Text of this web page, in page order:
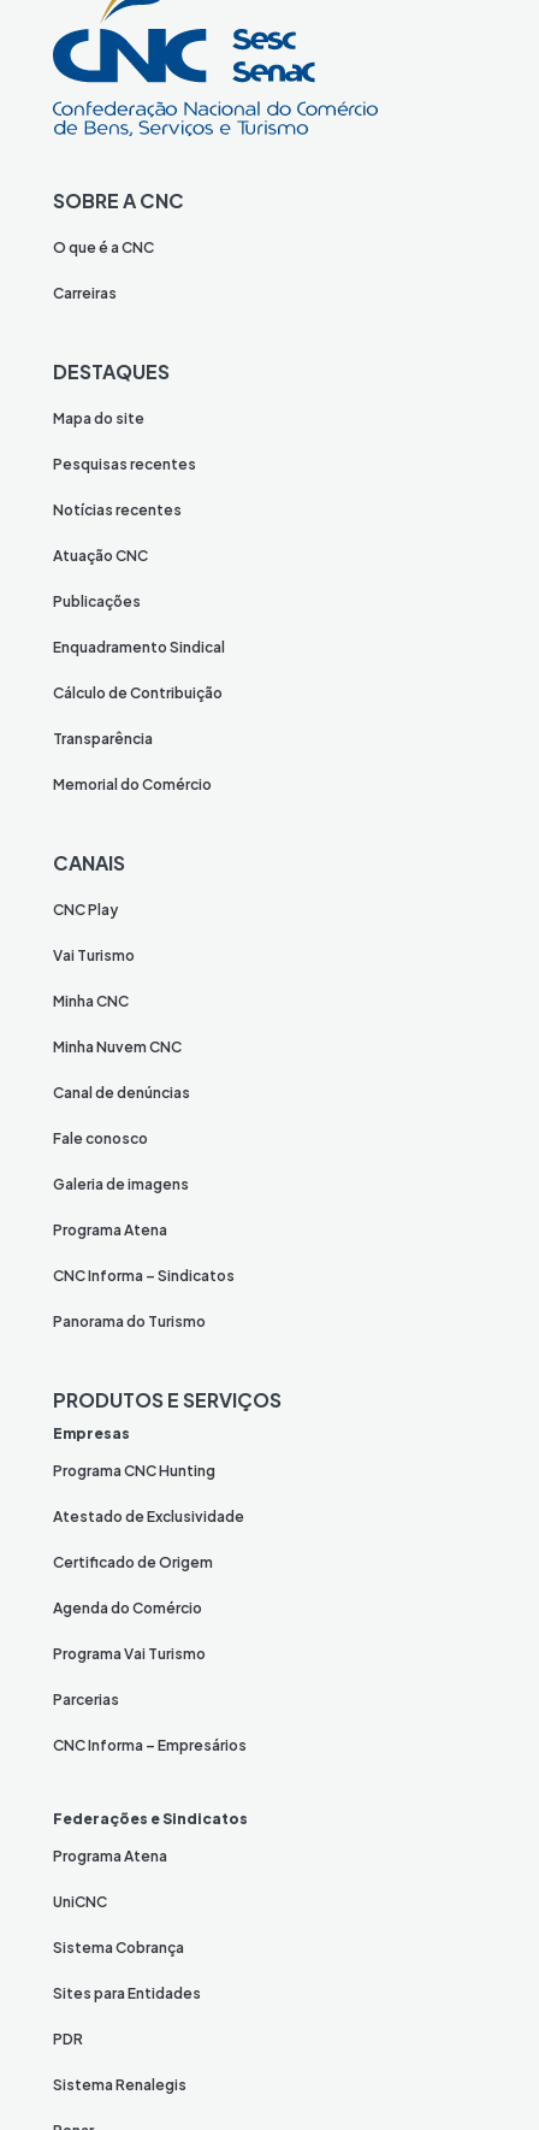
SOBRE A CNC
O que é a CNC
Carreiras
DESTAQUES
Mapa do site
Pesquisas recentes
Notícias recentes
Atuação CNC
Publicações
Enquadramento Sindical
Cálculo de Contribuição
Transparência
Memorial do Comércio
CANAIS
CNC Play
Vai Turismo
Minha CNC
Minha Nuvem CNC
Canal de denúncias
Fale conosco
Galeria de imagens
Programa Atena
CNC Informa – Sindicatos
Panorama do Turismo
PRODUTOS E SERVIÇOS
Empresas
Programa CNC Hunting
Atestado de Exclusividade
Certificado de Origem
Agenda do Comércio
Programa Vai Turismo
Parcerias
CNC Informa – Empresários
Federações e Sindicatos
Programa Atena
UniCNC
Sistema Cobrança
Sites para Entidades
PDR
Sistema Renalegis